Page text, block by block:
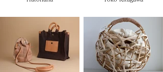
テキスタイル 金工